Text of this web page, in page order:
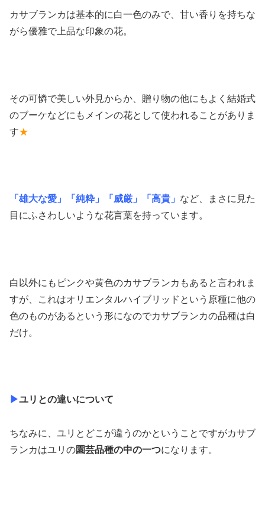
カサブランカは基本的に白一色のみで、甘い香りを持ちな
がら優雅で上品な印象の花。
その可憐で美しい外見からか、贈り物の他にもよく結婚式
のブーケなどにもメインの花として使われることがありま
す★
「雄大な愛」「純粋」「威厳」「高貴」 など、まさに見た
目にふさわしいような花言葉を持っています。
白以外にもピンクや黄色のカサブランカもあると言われま
すが、これはオリエンタルハイブリッドという原種に他の
色のものがあるという形になのでカサブランカの品種は白
だけ。
▶ユリとの違いについて
ちなみに、ユリとどこが違うのかということですがカサブ
ランカはユリの園芸品種の中の一つになります。